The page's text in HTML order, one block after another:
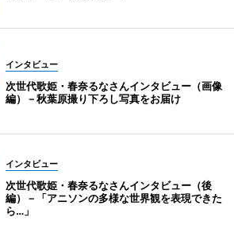
インタビュー
次世代歌姫・春奈るなさんインタビュー（画像
編）－秋葉原撮り下ろし写真をお届け
インタビュー
次世代歌姫・春奈るなさんインタビュー（後
編）－「アニソンの多様な世界観を表現できた
ら…」